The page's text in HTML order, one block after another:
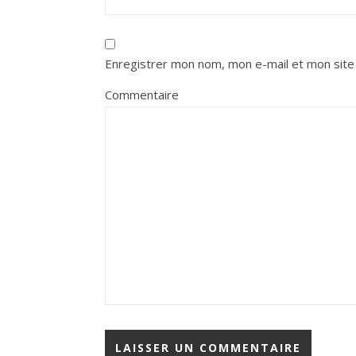
Enregistrer mon nom, mon e-mail et mon
Commentaire